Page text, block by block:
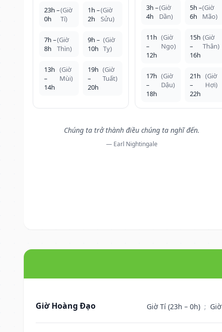
23h –
0h
(Giờ
Tí)
1h –
2h
(Giờ
Sửu)
7h –
8h
(Giờ
Thìn)
9h –
10h
(Giờ
Tỵ)
13h
–
14h
(Giờ
Mùi)
19h
–
20h
(Giờ
Tuất)
3h –
4h
(Giờ
Dần)
5h –
6h
(Giờ
Mão)
11h
–
12h
(Giờ
Ngọ)
15h
–
16h
(Giờ
Thân)
17h
–
18h
(Giờ
Dậu)
21h
–
22h
(Giờ
Hợi)
Chúng ta trở thành điều chúng ta nghĩ đến.
— Earl Nightingale
Giờ Hoàng Đạo Giờ Tí (23h – 0h) ;